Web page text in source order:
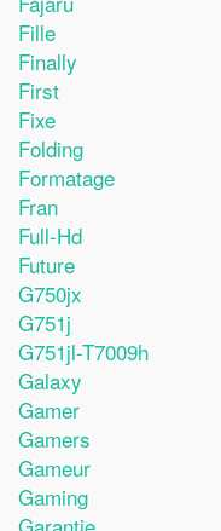
Fille
Finally
First
Fixe
Folding
Formatage
Fran
Full-Hd
Future
G750jx
G751j
G751jl-T7009h
Galaxy
Gamer
Gamers
Gameur
Gaming